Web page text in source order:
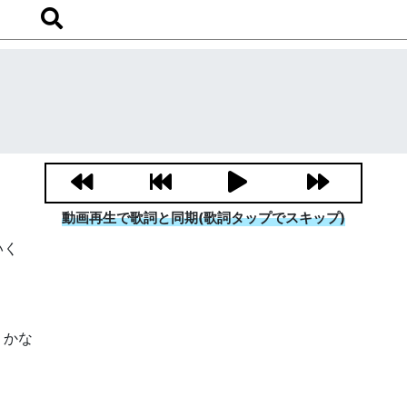
動画再生で歌詞と同期(歌詞タップでスキップ)
な